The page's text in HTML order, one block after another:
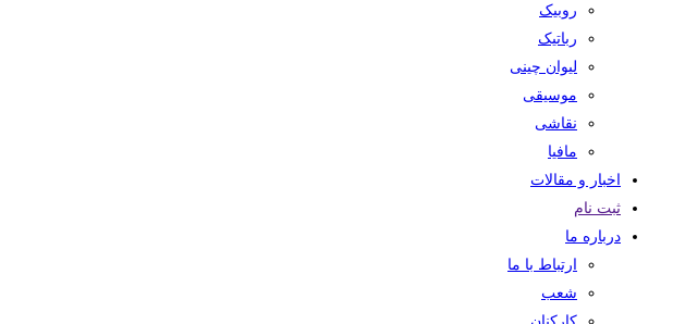
روبیک
رباتیک
لیوان چینی
موسیقی
نقاشی
مافیا
اخبار و مقالات
ثبت نام
درباره ما
ارتباط با ما
شعب